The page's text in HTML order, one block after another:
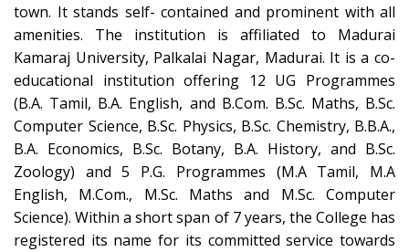
town. It stands self- contained and prominent with all
amenities. The institution is affiliated to Madurai
Kamaraj University, Palkalai Nagar, Madurai. It is a co-
educational institution offering 12 UG Programmes
(B.A. Tamil, B.A. English, and B.Com. B.Sc. Maths, B.Sc.
Computer Science, B.Sc. Physics, B.Sc. Chemistry, B.B.A.,
B.A. Economics, B.Sc. Botany, B.A. History, and B.Sc.
Zoology) and 5 P.G. Programmes (M.A Tamil, M.A
English, M.Com., M.Sc. Maths and M.Sc. Computer
Science). Within a short span of 7 years, the College has
registered its name for its committed service towards